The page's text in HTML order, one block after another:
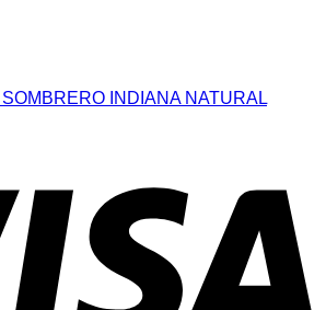
SOMBRERO INDIANA NATURAL